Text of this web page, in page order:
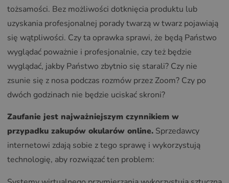
tożsamości. Bez możliwości dotknięcia produktu lub
uzyskania profesjonalnej porady twarzą w twarz pojawiają
się wątpliwości. Czy ta oprawka sprawi, że będą Państwo
wyglądać poważnie i profesjonalnie, czy też będzie
wyglądać, jakby Państwo zbytnio się starali? Czy nie
zsunie się z nosa podczas rozmów przez Zoom? Czy po
dwóch godzinach nie będzie uciskać skroni?
Zaufanie jest najważniejszym czynnikiem w
przypadku zakupów okularów online. Sprzedawcy
internetowi zdają sobie z tego sprawę i wykorzystują
technologię, aby rozwiązać ten problem: